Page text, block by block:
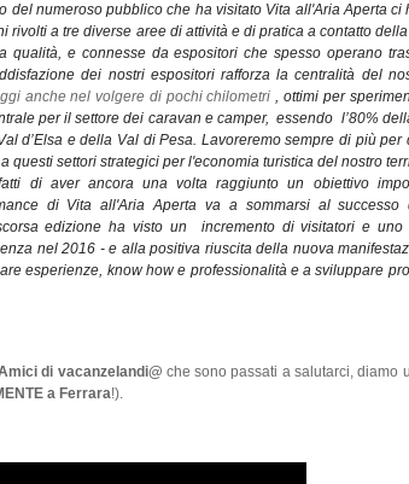
del numeroso pubblico che ha visitato Vita all'Aria Aperta ci
rivolti a tre diverse aree di attività e di pratica a contatto
qualità, e connesse da espositori che spesso operano
dei nostri espositori rafforza la centralità del
anche nel volgere di pochi chilometri, ottimi per
per il settore dei caravan e camper, essendo l’80%
d’Elsa e della Val di Pesa. Lavoreremo sempre di più per
questi settori strategici per l'economia turistica del nostro
di aver ancora una volta raggiunto un obiettivo
di Vita all'Aria Aperta va a sommarsi al successo
edizione ha visto un incremento di visitatori e uno
nel 2016 - e alla positiva riuscita della nuova
esperienze, know how e professionalità e a sviluppare
di vacanzelandi@ che sono passati a salutarci, diamo
a Ferrara!).